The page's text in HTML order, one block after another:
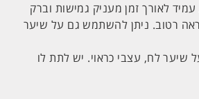
לאורך זמן מעניק גמישות וברק
רטוב. ניתן להשתמש גם על שיער
שיער לח, עצבי כראוי. יש לתת לו